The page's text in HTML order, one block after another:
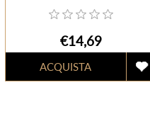
€14,69